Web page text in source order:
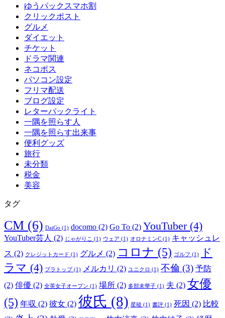
ゆうパックスマホ割
クリックポスト
グルメ
ダイエット
チケット
ドラマ関連
ネコポス
パソコン設定
フリマ配送
ブログ設定
レターパックライト
一隅を照らす人
一隅を照らす出来事
便利グッズ
旅行
未分類
税金
美容
タグ
CM (6) DaiGo (1) docomo (2) Go To (2) YouTuber(4)
YouTuber芸人 (2) じゃがりこ (1) ウェア (1) オロナミンC (1) キャッシュレ
ス (2) クレジットカード (1) グルメ (2) コロナ (5) ゴルフ (1)
ド
ラマ (4) ブラトップ(1) メルカリ (2) ユニクロ (1) 不倫 (3) 予防
(2) 俳優 (2) 全英女子オープン (1) 場所 (2) 多部未華子 (1) 夫 (2) 女優
(5) 年収 (2) 彼女 (2) 彼氏 (8) 星稜 (1) 書評 (1) 死因 (2) 比較